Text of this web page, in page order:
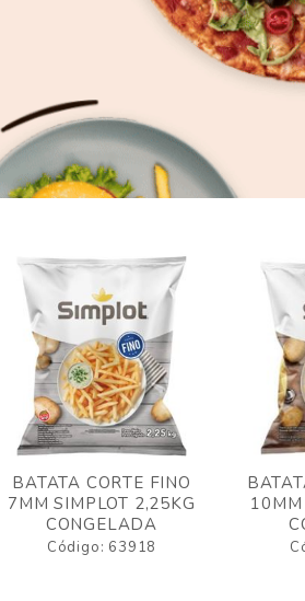
BATATA CORTE FINO
7MM SIMPLOT 2,25KG
CONGELADA
Código: 63918
10MM